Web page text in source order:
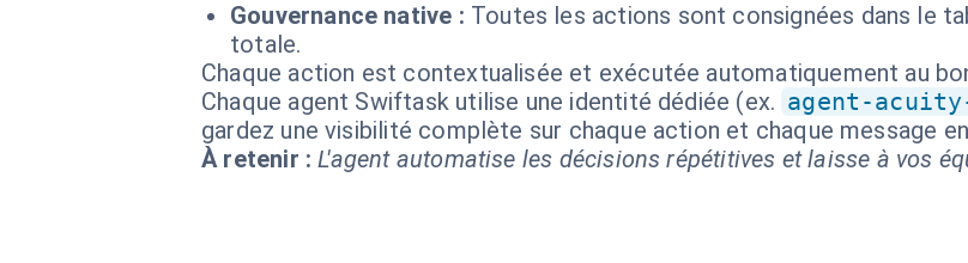
Gouvernance native : Toutes les actions sont consignées dans le
totale.
Chaque action est contextualisée et exécutée automatiquement au
Chaque agent Swiftask utilise une identité dédiée (ex. agent-
gardez une visibilité complète sur chaque action et chaque message
À retenir : L'agent automatise les décisions répétitives et laisse à vos